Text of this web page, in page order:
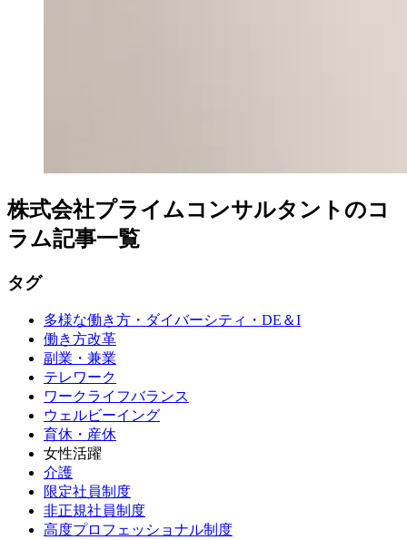
株式会社プライムコンサルタントのコ
ラム記事一覧
タグ
多様な働き方・ダイバーシティ・DE＆I
働き方改革
副業・兼業
テレワーク
ワークライフバランス
ウェルビーイング
育休・産休
女性活躍
介護
限定社員制度
非正規社員制度
高度プロフェッショナル制度